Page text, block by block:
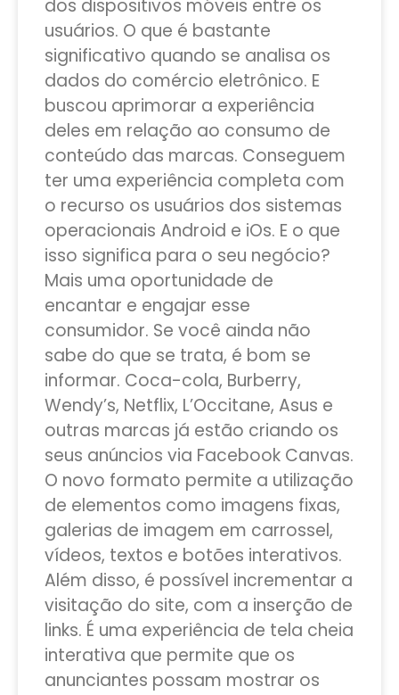
dos dispositivos móveis entre os
usuários. O que é bastante
significativo quando se analisa os
dados do comércio eletrônico. E
buscou aprimorar a experiência
deles em relação ao consumo de
conteúdo das marcas. Conseguem
ter uma experiência completa com
o recurso os usuários dos sistemas
operacionais Android e iOs. E o que
isso significa para o seu negócio?
Mais uma oportunidade de
encantar e engajar esse
consumidor. Se você ainda não
sabe do que se trata, é bom se
informar. Coca-cola, Burberry,
Wendy’s, Netflix, L’Occitane, Asus e
outras marcas já estão criando os
seus anúncios via Facebook Canvas.
O novo formato permite a utilização
de elementos como imagens fixas,
galerias de imagem em carrossel,
vídeos, textos e botões interativos.
Além disso, é possível incrementar a
visitação do site, com a inserção de
links. É uma experiência de tela cheia
interativa que permite que os
anunciantes possam mostrar os